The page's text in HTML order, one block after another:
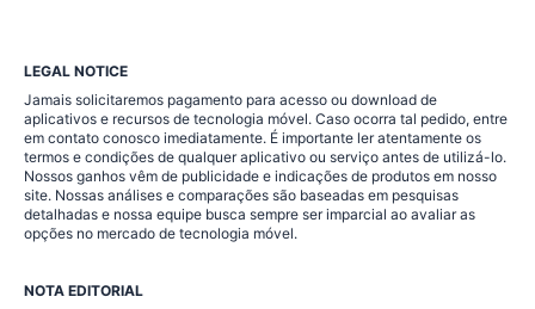
LEGAL NOTICE
Jamais solicitaremos pagamento para acesso ou download de
aplicativos e recursos de tecnologia móvel. Caso ocorra tal pedido, entre
em contato conosco imediatamente. É importante ler atentamente os
termos e condições de qualquer aplicativo ou serviço antes de utilizá-lo.
Nossos ganhos vêm de publicidade e indicações de produtos em nosso
site. Nossas análises e comparações são baseadas em pesquisas
detalhadas e nossa equipe busca sempre ser imparcial ao avaliar as
opções no mercado de tecnologia móvel.
NOTA EDITORIAL